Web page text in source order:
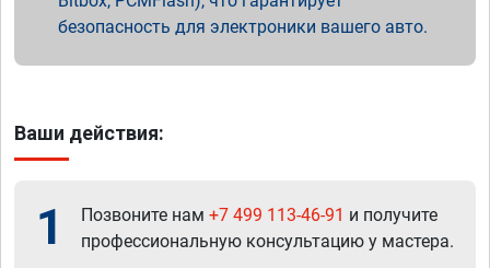
безопасность для электроники вашего авто.
Ваши действия:
1 Позвоните нам +7 499 113-46-91 и получите
профессиональную консультацию у мастера.